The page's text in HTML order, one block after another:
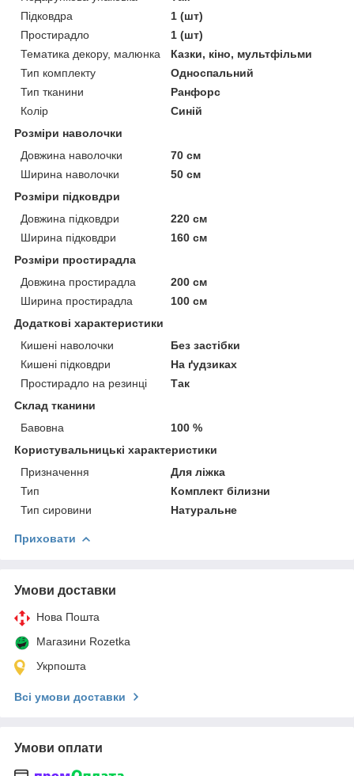
Підковдра
1 (шт)
Простирадло
1 (шт)
Тематика декору, малюнка
Казки, кіно, мультфільми
Тип комплекту
Односпальний
Тип тканини
Ранфорс
Колір
Синій
Розміри наволочки
Довжина наволочки
70 см
Ширина наволочки
50 см
Розміри підковдри
Довжина підковдри
220 см
Ширина підковдри
160 см
Розміри простирадла
Довжина простирадла
200 см
Ширина простирадла
100 см
Додаткові характеристики
Кишені наволочки
Без застібки
Кишені підковдри
На ґудзиках
Простирадло на резинці
Так
Склад тканини
Бавовна
100 %
Користувальницькі характеристики
Призначення
Для ліжка
Тип
Комплект білизни
Тип сировини
Натуральне
Приховати
Умови доставки
Нова Пошта
Магазини Rozetka
Укрпошта
Всі умови доставки
Умови оплати